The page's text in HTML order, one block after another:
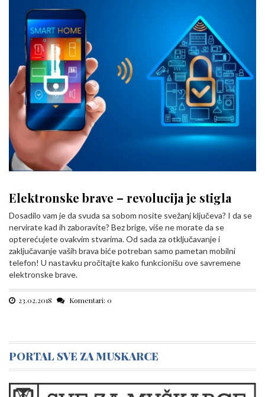
Elektronske brave – revolucija je stigla
Dosadilo vam je da svuda sa sobom nosite svežanj ključeva? I da se
nervirate kad ih zaboravite? Bez brige, više ne morate da se
opterećujete ovakvim stvarima. Od sada za otključavanje i
zaključavanje vaših brava biće potreban samo pametan mobilni
telefon! U nastavku pročitajte kako funkcionišu ove savremene
elektronske brave.
23.02.2018 Komentari: 0
PORTAL SVE ZA MUSKARCE